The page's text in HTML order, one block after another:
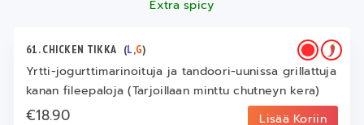
Extra spicy
61. CHICKEN TIKKA (L,G)
Yrtti-jogurttimarinoituja ja tandoori-uunissa grillattuja
kanan fileepaloja (Tarjoillaan minttu chutneyn kera)
€18.90 Lisää Koriin